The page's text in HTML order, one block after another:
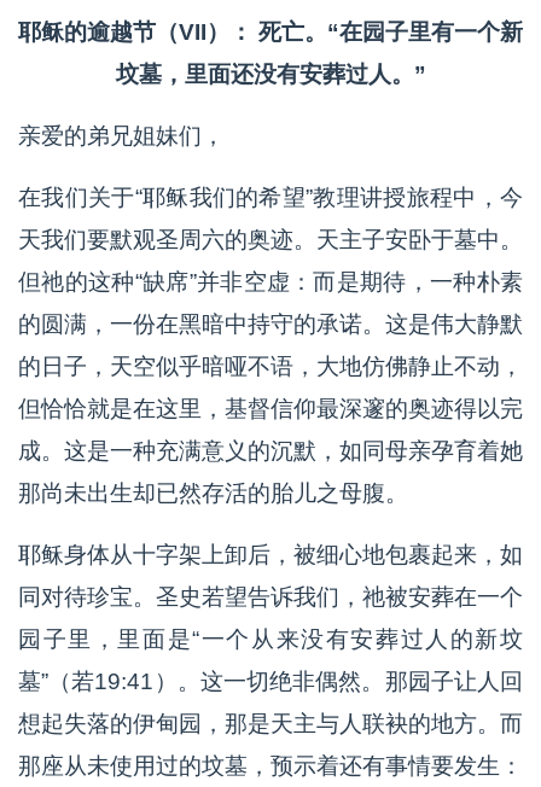
耶稣的逾越节（VII）： 死亡。“在园子里有一个新
坟墓，里面还没有安葬过人。”
亲爱的弟兄姐妹们，
在我们关于“耶稣我们的希望”教理讲授旅程中，今
天我们要默观圣周六的奥迹。天主子安卧于墓中。
但祂的这种“缺席”并非空虚：而是期待，一种朴素
的圆满，一份在黑暗中持守的承诺。这是伟大静默
的日子，天空似乎暗哑不语，大地仿佛静止不动，
但恰恰就是在这里，基督信仰最深邃的奥迹得以完
成。这是一种充满意义的沉默，如同母亲孕育着她
那尚未出生却已然存活的胎儿之母腹。
耶稣身体从十字架上卸后，被细心地包裹起来，如
同对待珍宝。圣史若望告诉我们，祂被安葬在一个
园子里，里面是“一个从来没有安葬过人的新坟
墓”（若19:41）。这一切绝非偶然。那园子让人回
想起失落的伊甸园，那是天主与人联袂的地方。而
那座从未使用过的坟墓，预示着还有事情要发生：